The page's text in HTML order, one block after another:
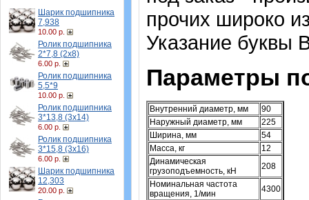
Шарик подшипника
7,938
10.00 р.
Ролик подшипника
2*7,8 (2х8)
6.00 р.
Ролик подшипника
5,5*9
10.00 р.
Ролик подшипника
3*13,8 (3х14)
6.00 р.
Ролик подшипника
3*15,8 (3х16)
6.00 р.
Шарик подшипника
12,303
20.00 р.
прочих широко
Указание буквы
Параметры
Внутренний диаметр, мм
90
Наружный диаметр, мм
225
Ширина, мм
54
Масса, кг
12
Динамическая
грузоподъемность, кН
208
Номинальная частота
вращения, 1/мин
4300